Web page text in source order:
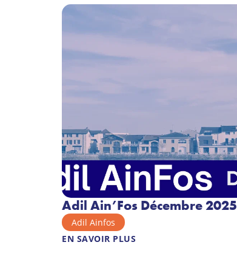
Adil Ain’Fos Décembre 2025
Adil Ainfos
EN SAVOIR PLUS